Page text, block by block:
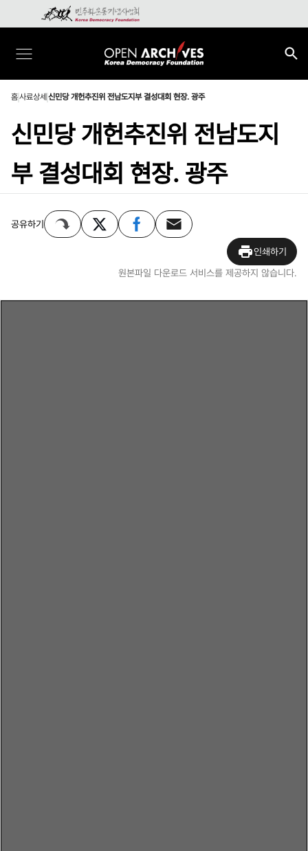
홈사료상세 신민당 개헌추진위 전남도지부 결성대회 현장. 광주
신민당 개헌추진위 전남도지
부 결성대회 현장. 광주
공유하기
인쇄하기
원본파일 다운로드 서비스를 제공하지 않습니다.